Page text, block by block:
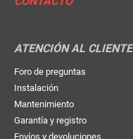
ATENCIÓN AL CLIENTE
Foro de preguntas
Instalación
Mantenimiento
Garantía y registro
Envíos y devoluciones